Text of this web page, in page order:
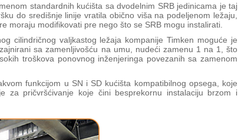
standardnih kućišta sa dvodelnim SRB jedinicama je taj
do središnje linije vratila obično viša na podeljenom ležaju,
moraju modifikovati pre nego što se SRB mogu instalirati.
cilindričnog valjkastog ležaja kompanije Timken moguće je
sa zamenljivošću na umu, nudeći zamenu 1 na 1, što
troškova ponovnog inženjeringa povezanih sa zamenom
funkcijom u SN i SD kućišta kompatibilnog opsega, koje
za pričvršćivanje koje čini besprekornu instalaciju brzom i